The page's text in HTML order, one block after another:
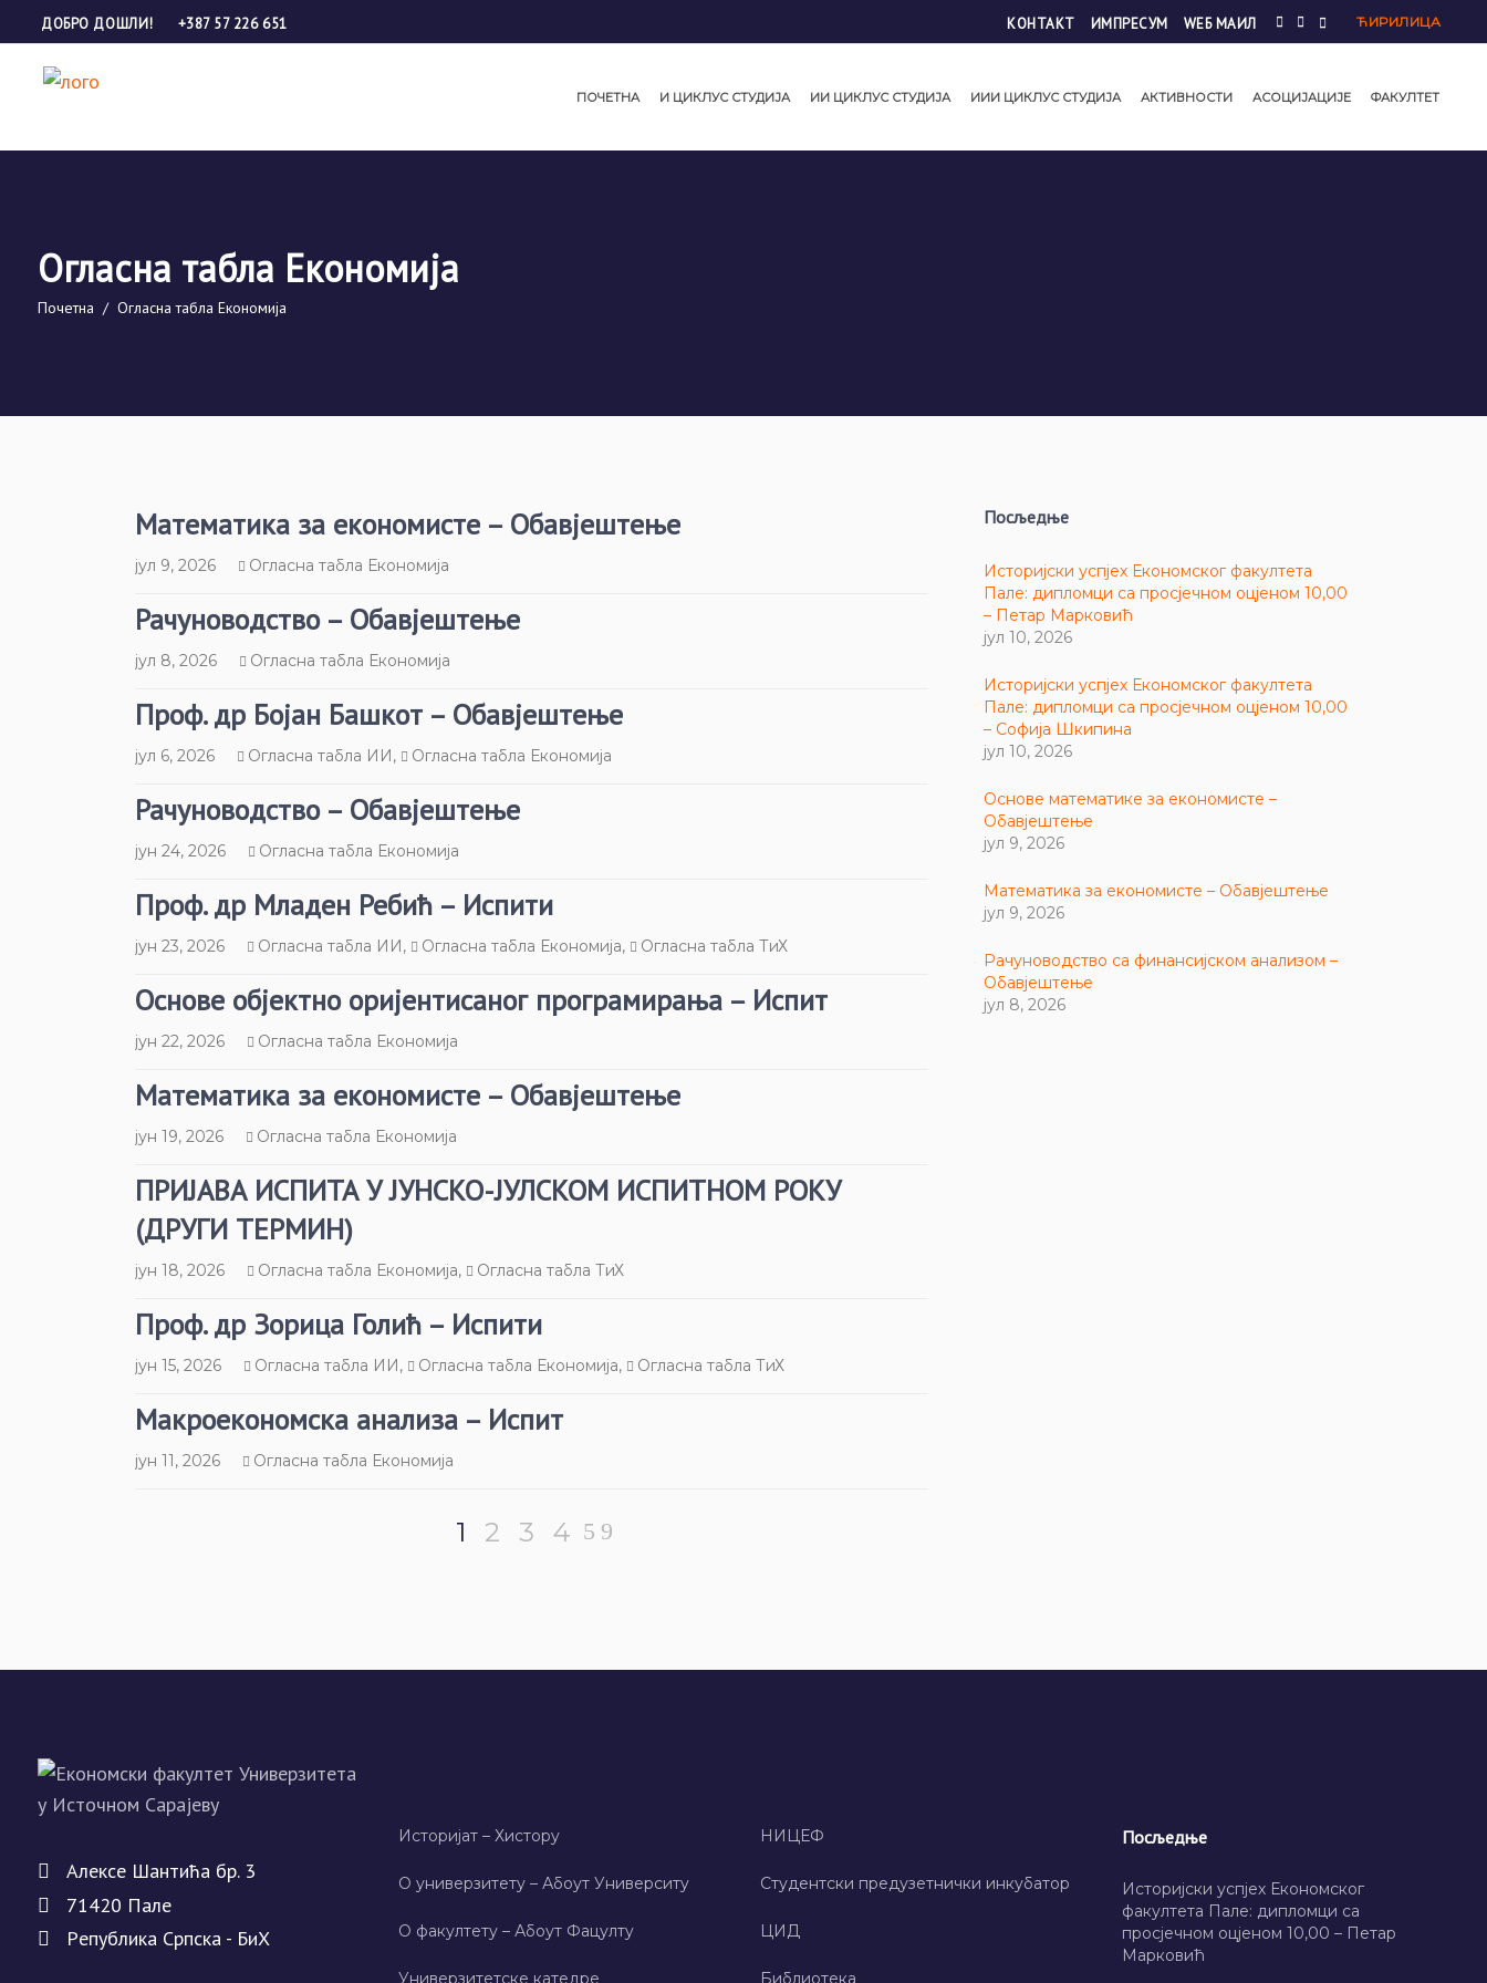
ДОБРО ДОШЛИ! +387 57 226 651 КОНТАКТ ИМПРЕСУМ WЕБ МАИЛ ЋИРИЛИЦА
ПОЧЕТНА И ЦИКЛУС СТУДИЈА ИИ ЦИКЛУС СТУДИЈА ИИИ ЦИКЛУС СТУДИЈА АКТИВНОСТИ АСОЦИЈАЦИЈЕ ФАКУЛТЕТ
Огласна табла Економија
Почетна / Огласна табла Економија
Математика за економисте – Обавјештење
јул 9, 2026 Огласна табла Економија
Рачуноводство – Обавјештење
јул 8, 2026 Огласна табла Економија
Проф. др Бојан Башкот – Обавјештење
јул 6, 2026 Огласна табла ИИ, Огласна табла Економија
Рачуноводство – Обавјештење
јун 24, 2026 Огласна табла Економија
Проф. др Младен Ребић – Испити
јун 23, 2026 Огласна табла ИИ, Огласна табла Економија, Огласна табла ТиХ
Основе објектно оријентисаног програмирања – Испит
јун 22, 2026 Огласна табла Економија
Математика за економисте – Обавјештење
јун 19, 2026 Огласна табла Економија
ПРИЈАВА ИСПИТА У ЈУНСКО-ЈУЛСКОМ ИСПИТНОМ РОКУ
(ДРУГИ ТЕРМИН)
јун 18, 2026 Огласна табла Економија, Огласна табла ТиХ
Проф. др Зорица Голић – Испити
јун 15, 2026 Огласна табла ИИ, Огласна табла Економија, Огласна табла ТиХ
Макроекономска анализа – Испит
јун 11, 2026 Огласна табла Економија
1 2 3 4
Посљедње
Историјски успјех Економског факултета
Пале: дипломци са просјечном оцјеном 10,00
– Петар Марковић
јул 10, 2026
Историјски успјех Економског факултета
Пале: дипломци са просјечном оцјеном 10,00
– Софија Шкипина
јул 10, 2026
Основе математике за економисте –
Обавјештење
јул 9, 2026
Математика за економисте – Обавјештење
јул 9, 2026
Рачуноводство са финансијском анализом –
Обавјештење
јул 8, 2026
Алeксe Шантића бр. 3
71420 Палe
Рeпублика Српска - БиХ
Историјат – Хисторy
О универзитету – Абоут Университy
О факултету – Абоут Фацултy
Универзитетске катедре
НИЦЕФ
Студентски предузетнички инкубатор
ЦИД
Библиотека
Посљедње
Историјски успјех Економског
факултета Пале: дипломци са
просјечном оцјеном 10,00 – Петар
Марковић